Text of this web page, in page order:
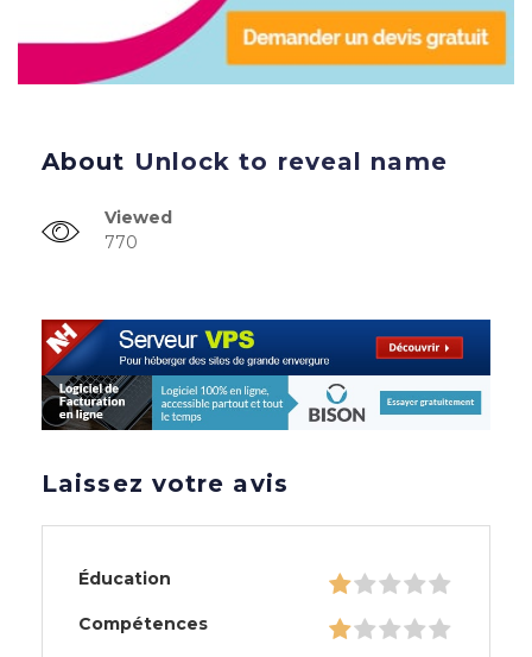
About Unlock to reveal name
Viewed
770
Laissez votre avis
Éducation
Compétences